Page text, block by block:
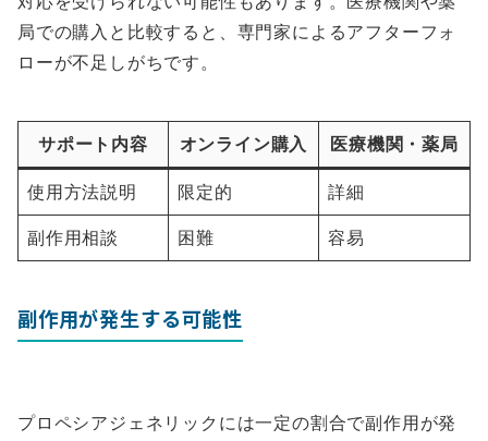
局での購入と比較すると、専門家によるアフターフォ
ローが不足しがちです。
サポート内容 オンライン購入 医療機関・薬局
使用方法説明 限定的 詳細
副作用相談 困難 容易
副作用が発生する可能性
プロペシアジェネリックには一定の割合で副作用が発